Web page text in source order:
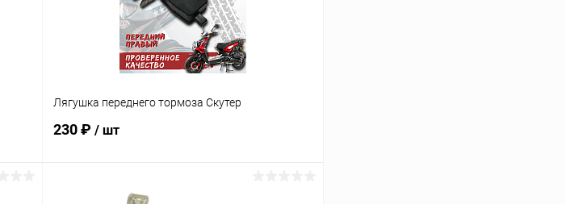
Лягушка переднего тормоза Скутер
230 ₽ / шт